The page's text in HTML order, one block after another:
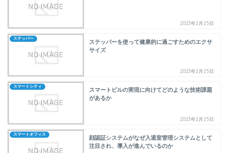
2023年2月25日
ステッパー
ステッパーを使って健康的に過ごすためのエクサ
サイズ
2023年2月25日
スマートシティ
スマートビルの実現に向けてどのような技術課題
があるか
2023年2月25日
スマートオフィス
顔認証システムがなぜ入退室管理システムとして
注目され、導入が進んでいるのか